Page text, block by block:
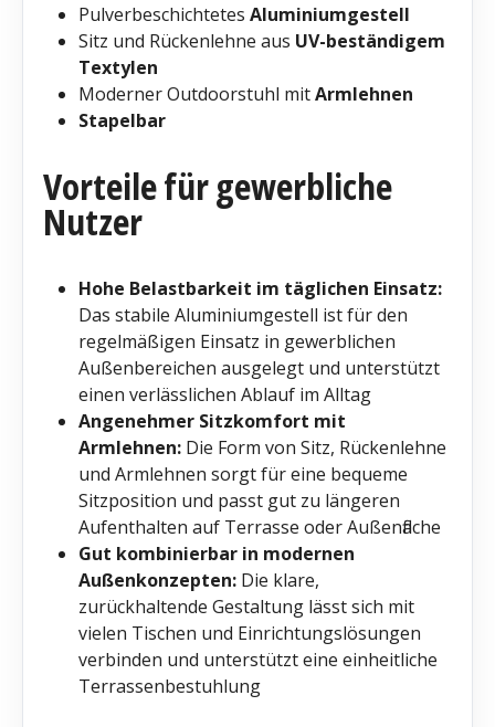
Pulverbeschichtetes Aluminiumgestell
Sitz und Rückenlehne aus UV-beständigem
Textylen
Moderner Outdoorstuhl mitArmlehnen
Stapelbar
Vorteile für gewerbliche
Nutzer
Hohe Belastbarkeit im täglichen Einsatz:
Das stabile Aluminiumgestell ist für den
regelmäßigen Einsatz in gewerblichen
Außenbereichen ausgelegt und unterstützt
einen verlässlichen Ablauf im Alltag
Angenehmer Sitzkomfort mit
Armlehnen: Die Form von Sitz, Rückenlehne
und Armlehnen sorgt für eine bequeme
Sitzposition und passt gut zu längeren
Aufenthalten auf Terrasse oder Außenfläche
Gut kombinierbar in modernen
Außenkonzepten: Die klare,
zurückhaltende Gestaltung lässt sich mit
vielen Tischen und Einrichtungslösungen
verbinden und unterstützt eine einheitliche
Terrassenbestuhlung